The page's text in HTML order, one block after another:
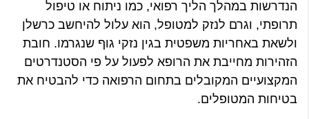
הנדרשות במהלך הליך רפואי, כמו ניתוח או טיפול
תרופתי, וגרם לנזק למטופל, הוא עלול להיחשב כרשלן
ולשאת באחריות משפטית בגין נזקי גוף שנגרמו. חובת
הזהירות מחייבת את הרופא לפעול על פי הסטנדרטים
המקצועיים המקובלים בתחום הרפואה כדי להבטיח את
בטיחות המטופלים.